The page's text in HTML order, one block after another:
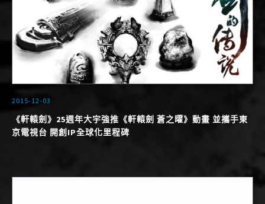
2015-12-03
《軒轅劍》25週年大宇強推《軒轅劍 蒼之曜》動畫 並攜手東
京電視台 開創IP全球化里程碑